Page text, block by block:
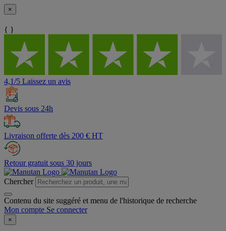
×
{ }
4,1/5 Laissez un avis
Devis sous 24h
Livraison offerte dès 200 € HT
Retour gratuit sous 30 jours
Chercher
Contenu du site suggéré et menu de l'historique de recherche
Mon compte Se connecter
×